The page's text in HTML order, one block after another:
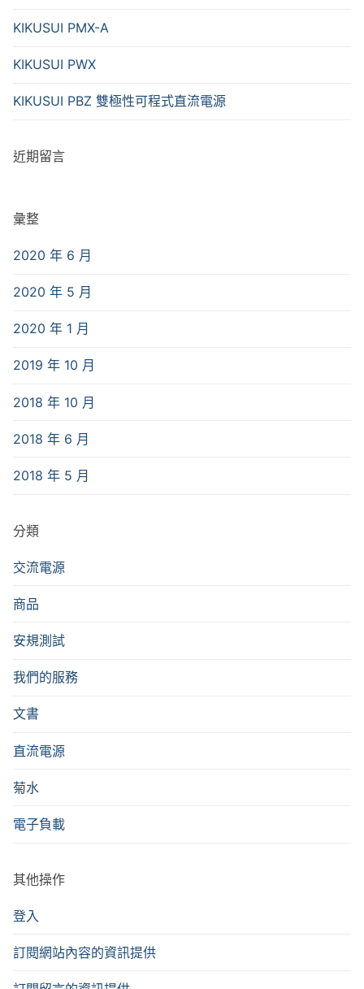
KIKUSUI PMX-A
KIKUSUI PWX
KIKUSUI PBZ 雙極性可程式直流電源
近期留言
彙整
2020 年 6 月
2020 年 5 月
2020 年 1 月
2019 年 10 月
2018 年 10 月
2018 年 6 月
2018 年 5 月
分類
交流電源
商品
安規測試
我們的服務
文書
直流電源
菊水
電子負載
其他操作
登入
訂閱網站內容的資訊提供